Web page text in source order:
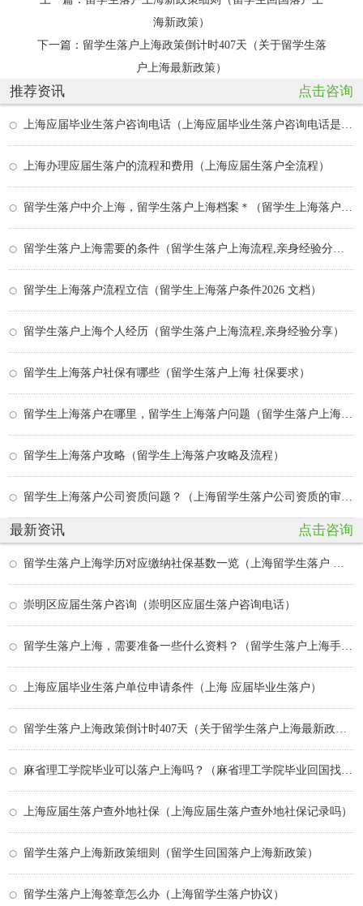
海新政策）
下一篇： 留学生落户上海政策倒计时407天（关于留学生落
户上海最新政策）
推荐资讯 点击咨询
上海办理应届生落户的流程和费用（上海应届生落户全流程）
留学生上海落户流程立信（留学生上海落户条件2026 文档）
留学生落户上海个人经历（留学生落户上海流程,亲身经验分享）
留学生上海落户社保有哪些（留学生落户上海 社保要求）
留学生上海落户攻略（留学生上海落户攻略及流程）
最新资讯 点击咨询
崇明区应届生落户咨询（崇明区应届生落户咨询电话）
上海应届毕业生落户单位申请条件（上海 应届毕业生落户）
上海应届生落户查外地社保（上海应届生落户查外地社保记录吗）
留学生落户上海新政策细则（留学生回国落户上海新政策）
留学生落户上海签章怎么办（上海留学生落户协议）